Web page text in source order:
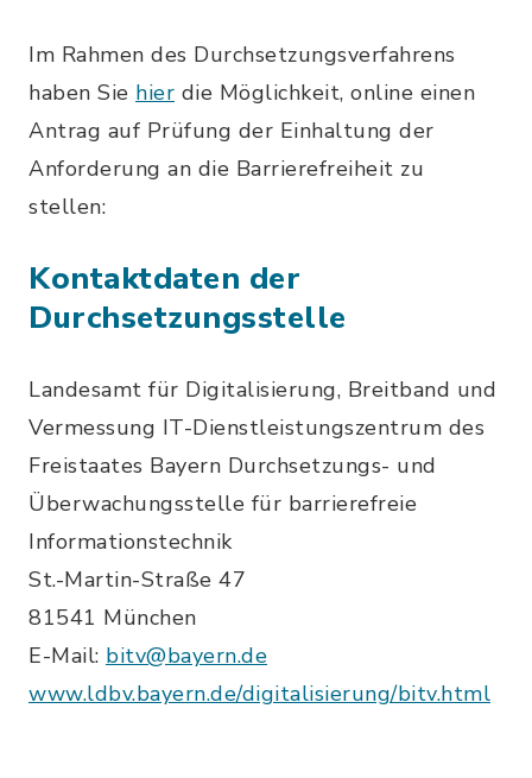
Im Rahmen des Durchsetzungsverfahrens
haben Sie hier die Möglichkeit, online einen
Antrag auf Prüfung der Einhaltung der
Anforderung an die Barrierefreiheit zu
stellen:
Kontaktdaten der
Durchsetzungsstelle
Landesamt für Digitalisierung, Breitband und
Vermessung IT-Dienstleistungszentrum des
Freistaates Bayern Durchsetzungs- und
Überwachungsstelle für barrierefreie
Informationstechnik
St.-Martin-Straße 47
81541 München
E-Mail: bitv@bayern.de
www.ldbv.bayern.de/digitalisierung/bitv.html